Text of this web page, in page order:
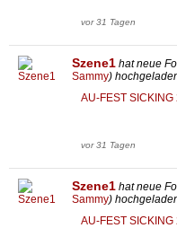
vor 31 Tagen
Szene1 hat neue
Sammy)
AU-FEST SICKING
vor 31 Tagen
Szene1 hat neue
Sammy)
AU-FEST SICKING